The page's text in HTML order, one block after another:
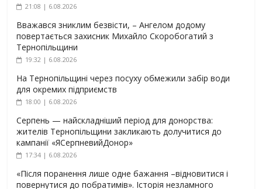
21:08 | 6.08.2026
Вважався зниклим безвісти, – Ангелом додому
повертається захисник Михайло Скоробогатий з
Тернопільщини
19:32 | 6.08.2026
На Тернопільщині через посуху обмежили забір води
для окремих підприємств
18:00 | 6.08.2026
Серпень — найскладніший період для донорства:
жителів Тернопільщини закликають долучитися до
кампанії «ЯСерпневийДонор»
17:34 | 6.08.2026
«Після поранення лише одне бажання –відновитися і
повернутися до побратимів». Історія незламного